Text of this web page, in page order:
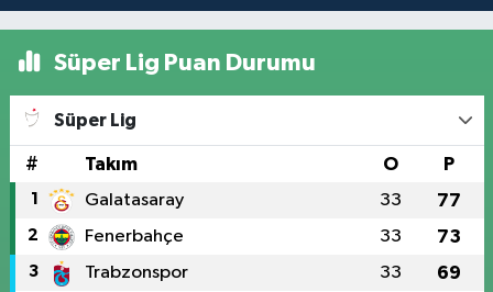
Süper Lig Puan Durumu
Süper Lig
# Takım O P
1 Galatasaray 33 77
2 Fenerbahçe 33 73
3 Trabzonspor 33 69